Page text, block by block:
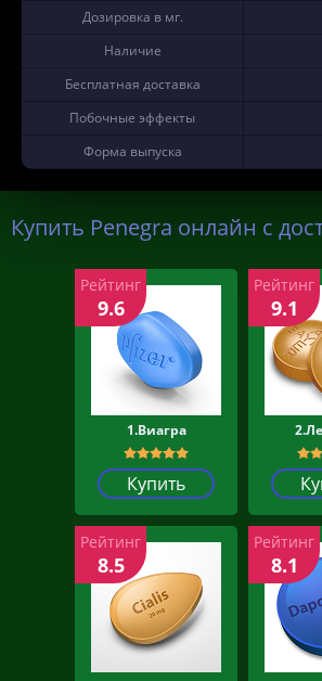
Дозировка в мг.
Наличие
Бесплатная доставка
Побочные эффекты
Форма выпуска
Купить Penegra онлайн с
1.Виагра
Купить
Рейтинг
9.6
Рейтинг
9.1
Рейтинг
8.5
Рейтинг
8.1